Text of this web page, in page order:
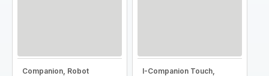
Companion, Robot
I-Companion Touch,